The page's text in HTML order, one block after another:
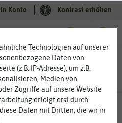
Konto Kontrast erhöhen
Technologien auf unserer
Daten von
(z.B. IP-Adresse), um z.B.
Medien von
Zugriffe auf unsere Website
erfolgt erst durch
Daten mit Dritten, die wir in